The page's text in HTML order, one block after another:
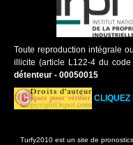
Toute reproduction intégrale
illicite (article L122-4 du
détenteur - 00050015
CLIQUEZ
Turfy2010 est un site de